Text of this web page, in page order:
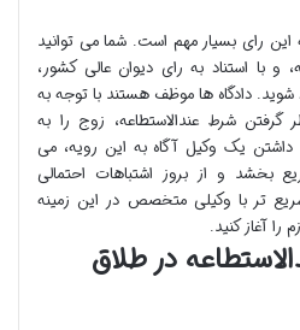
این رای بسیار مهم است. شما می توانید
و با استناد به رای دیوان عالی کشور،
دادگاه ها موظف هستند با توجه به
شرط عندالاستطاعه، زوج را به
یک وکیل آگاه به این رویه، می
بخشد و از بروز اشتباهات احتمالی
تر با وکیلی متخصص در این زمینه
را آغاز کنید.
در طلاق